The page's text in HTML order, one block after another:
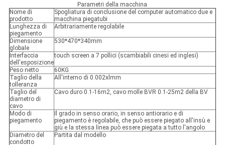
Parametri della macchina
Nome di
prodotto
Spogliatura di conclusione del computer automatico due e
macchina piegatubi
Lunghezza di
piegamento
Arbitrariamente regolabile
Dimensione
globale
530*470*340mm
Interfaccia
dell'esposizione
touch screen a 7 pollici (scambiabili cinesi ed inglesi)
Peso netto
60KG
Taglio della
tolleranza
All'interno di 0.002xlmm
Taglio del
diametro di
cavo
Cavo duro 0.1-16m2, cavo molle BVR 0.1-25m2 della BV
Modo di
piegamento
Il grado in senso orario, in senso antiorario e di
piegamento è regolabile, che può essere piegato all'insù e
giù e la stessa linea può essere piegata a tutto l'angolo
Diametro del
condotto
Partita dal modello